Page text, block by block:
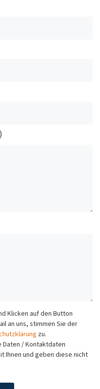
Klicken auf den Button
an uns, stimmen Sie der
zu.
/ Kontaktdaten
Ihnen und geben diese nicht